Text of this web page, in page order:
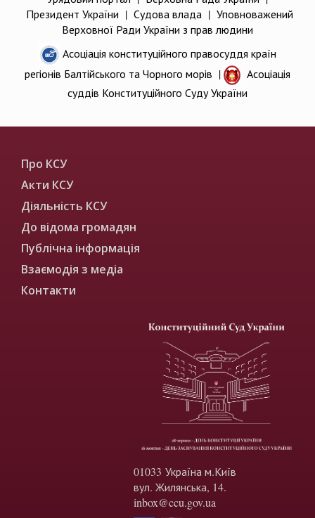
Президент України | Судова влада| Уповноважений
Верховної Ради України з прав людини
Асоціація конституційного правосуддя країн
регіонів Балтійського та Чорного морів |
Асоціація
суддів Конституційного Суду України
Про КСУ
Акти КСУ
Діяльність КСУ
До відома громадян
Публічна інформація
Взаємодія з медіа
Контакти
01033 Україна м.Київ
вул. Жилянська, 14.
inbox@ccu.gov.ua